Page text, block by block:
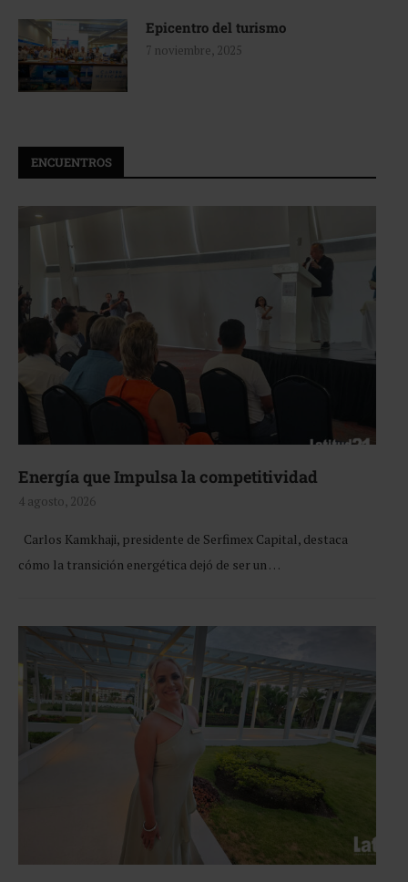
Epicentro del turismo
7 noviembre, 2025
ENCUENTROS
Energía que Impulsa la competitividad
4 agosto, 2026
Carlos Kamkhaji, presidente de Serfimex Capital, destaca
cómo la transición energética dejó de ser un …